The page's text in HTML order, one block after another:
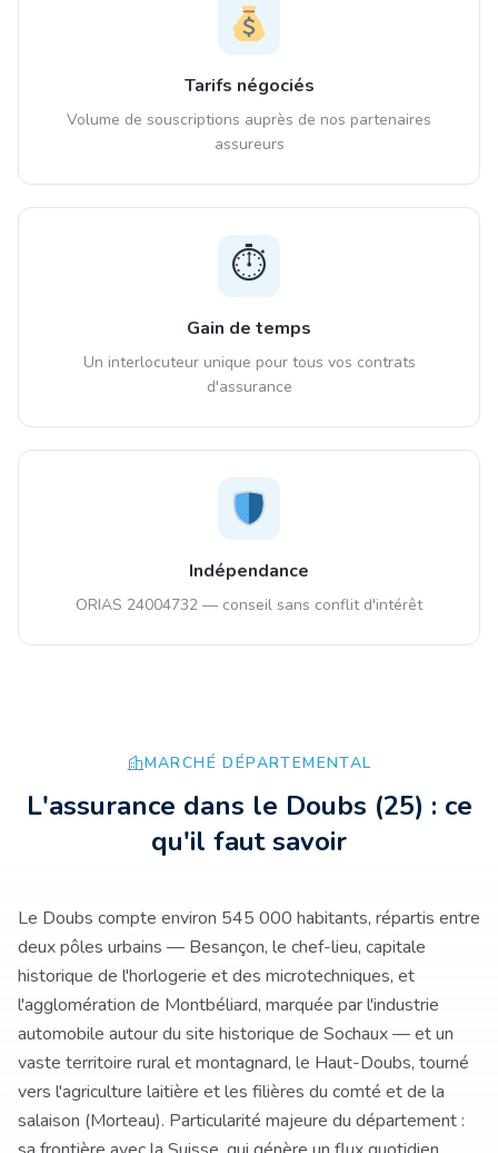
Tarifs négociés
Volume de souscriptions auprès de nos partenaires
assureurs
⏱️
Gain de temps
Un interlocuteur unique pour tous vos contrats
d'assurance
Indépendance
ORIAS 24004732 — conseil sans conflit d'intérêt
MARCHÉ DÉPARTEMENTAL
L'assurance dans le Doubs (25) : ce
qu'il faut savoir
Le Doubs compte environ 545 000 habitants, répartis entre
deux pôles urbains — Besançon, le chef-lieu, capitale
historique de l'horlogerie et des microtechniques, et
l'agglomération de Montbéliard, marquée par l'industrie
automobile autour du site historique de Sochaux — et un
vaste territoire rural et montagnard, le Haut-Doubs, tourné
vers l'agriculture laitière et les filières du comté et de la
salaison (Morteau). Particularité majeure du département :